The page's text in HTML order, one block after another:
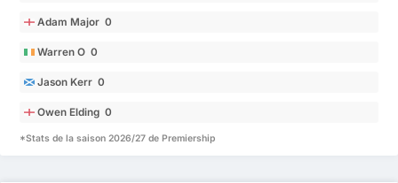
Adam Major 0
Warren O 0
Jason Kerr 0
Owen Elding 0
*Stats de la saison 2026/27 de Premiership